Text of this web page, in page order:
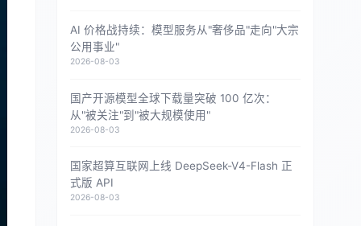
AI 价格战持续：模型服务从"奢侈品"走向"大宗
公用事业"
2026-08-03
国产开源模型全球下载量突破 100 亿次：
从"被关注"到"被大规模使用"
2026-08-03
国家超算互联网上线 DeepSeek-V4-Flash 正
式版 API
2026-08-03